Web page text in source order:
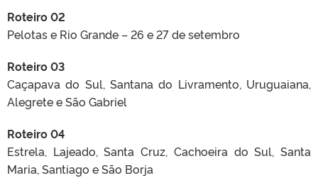
Roteiro 02
Pelotas e Rio Grande – 26 e 27 de setembro
Roteiro 03
Caçapava do Sul, Santana do Livramento, Uruguaiana,
Alegrete e São Gabriel
Roteiro 04
Estrela, Lajeado, Santa Cruz, Cachoeira do Sul, Santa
Maria, Santiago e São Borja